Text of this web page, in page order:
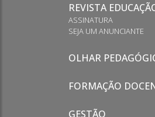
REVISTA
ASSINATURA
SEJA UM ANUNCIANTE
OLHAR
FORMAÇÃO
GESTÃO